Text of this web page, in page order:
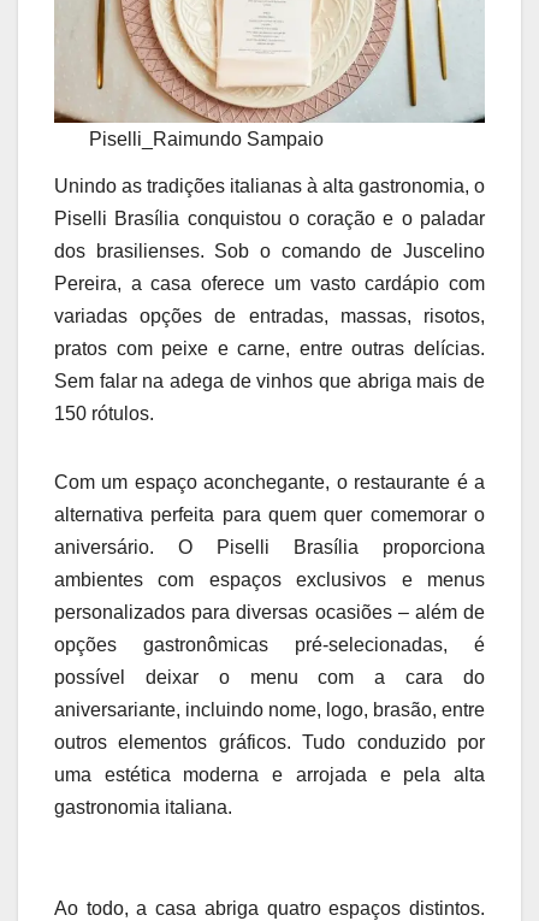
Piselli_Raimundo Sampaio
Unindo as tradições italianas à alta gastronomia, o
Piselli Brasília conquistou o coração e o paladar
dos brasilienses. Sob o comando de Juscelino
Pereira, a casa oferece um vasto cardápio com
variadas opções de entradas, massas, risotos,
pratos com peixe e carne, entre outras delícias.
Sem falar na adega de vinhos que abriga mais de
150 rótulos.
Com um espaço aconchegante, o restaurante é a
alternativa perfeita para quem quer comemorar o
aniversário. O Piselli Brasília proporciona
ambientes com espaços exclusivos e menus
personalizados para diversas ocasiões – além de
opções gastronômicas pré-selecionadas, é
possível deixar o menu com a cara do
aniversariante, incluindo nome, logo, brasão, entre
outros elementos gráficos. Tudo conduzido por
uma estética moderna e arrojada e pela alta
gastronomia italiana.
Ao todo, a casa abriga quatro espaços distintos.